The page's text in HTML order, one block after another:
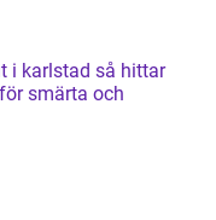
så hittar
smärta och